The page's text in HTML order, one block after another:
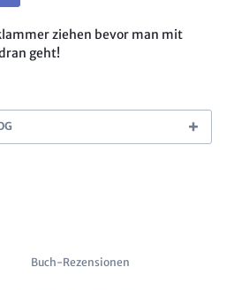
ziehen bevor man mit
geht!
Buch-Rezensionen